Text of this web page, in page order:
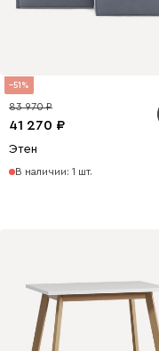
51
41 270
83 970
Этен
В наличии: 1 шт.